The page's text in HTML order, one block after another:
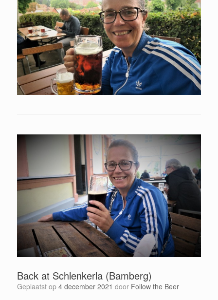
Back at Schlenkerla (Bamberg)
Geplaatst op 4 december 2021 door Follow the Beer